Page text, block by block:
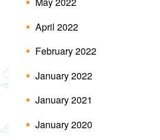
April 2022
February 2022
January 2022
January 2021
January 2020